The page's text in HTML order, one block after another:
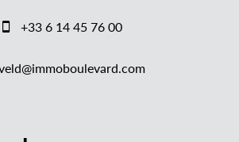
+33 6 14 45 76 00